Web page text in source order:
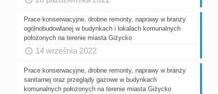
Prace konserwacyjne, drobne remonty, naprawy w branży
ogólnobudowlanej w budynkach i lokalach komunalnych
położonych na terenie miasta Giżycko
14 września 2022
Prace konserwacyjne, drobne remonty, naprawy w branży
sanitarnej oraz przeglądy gazowe w budynkach
komunalnych położonych na terenie miasta Giżycko